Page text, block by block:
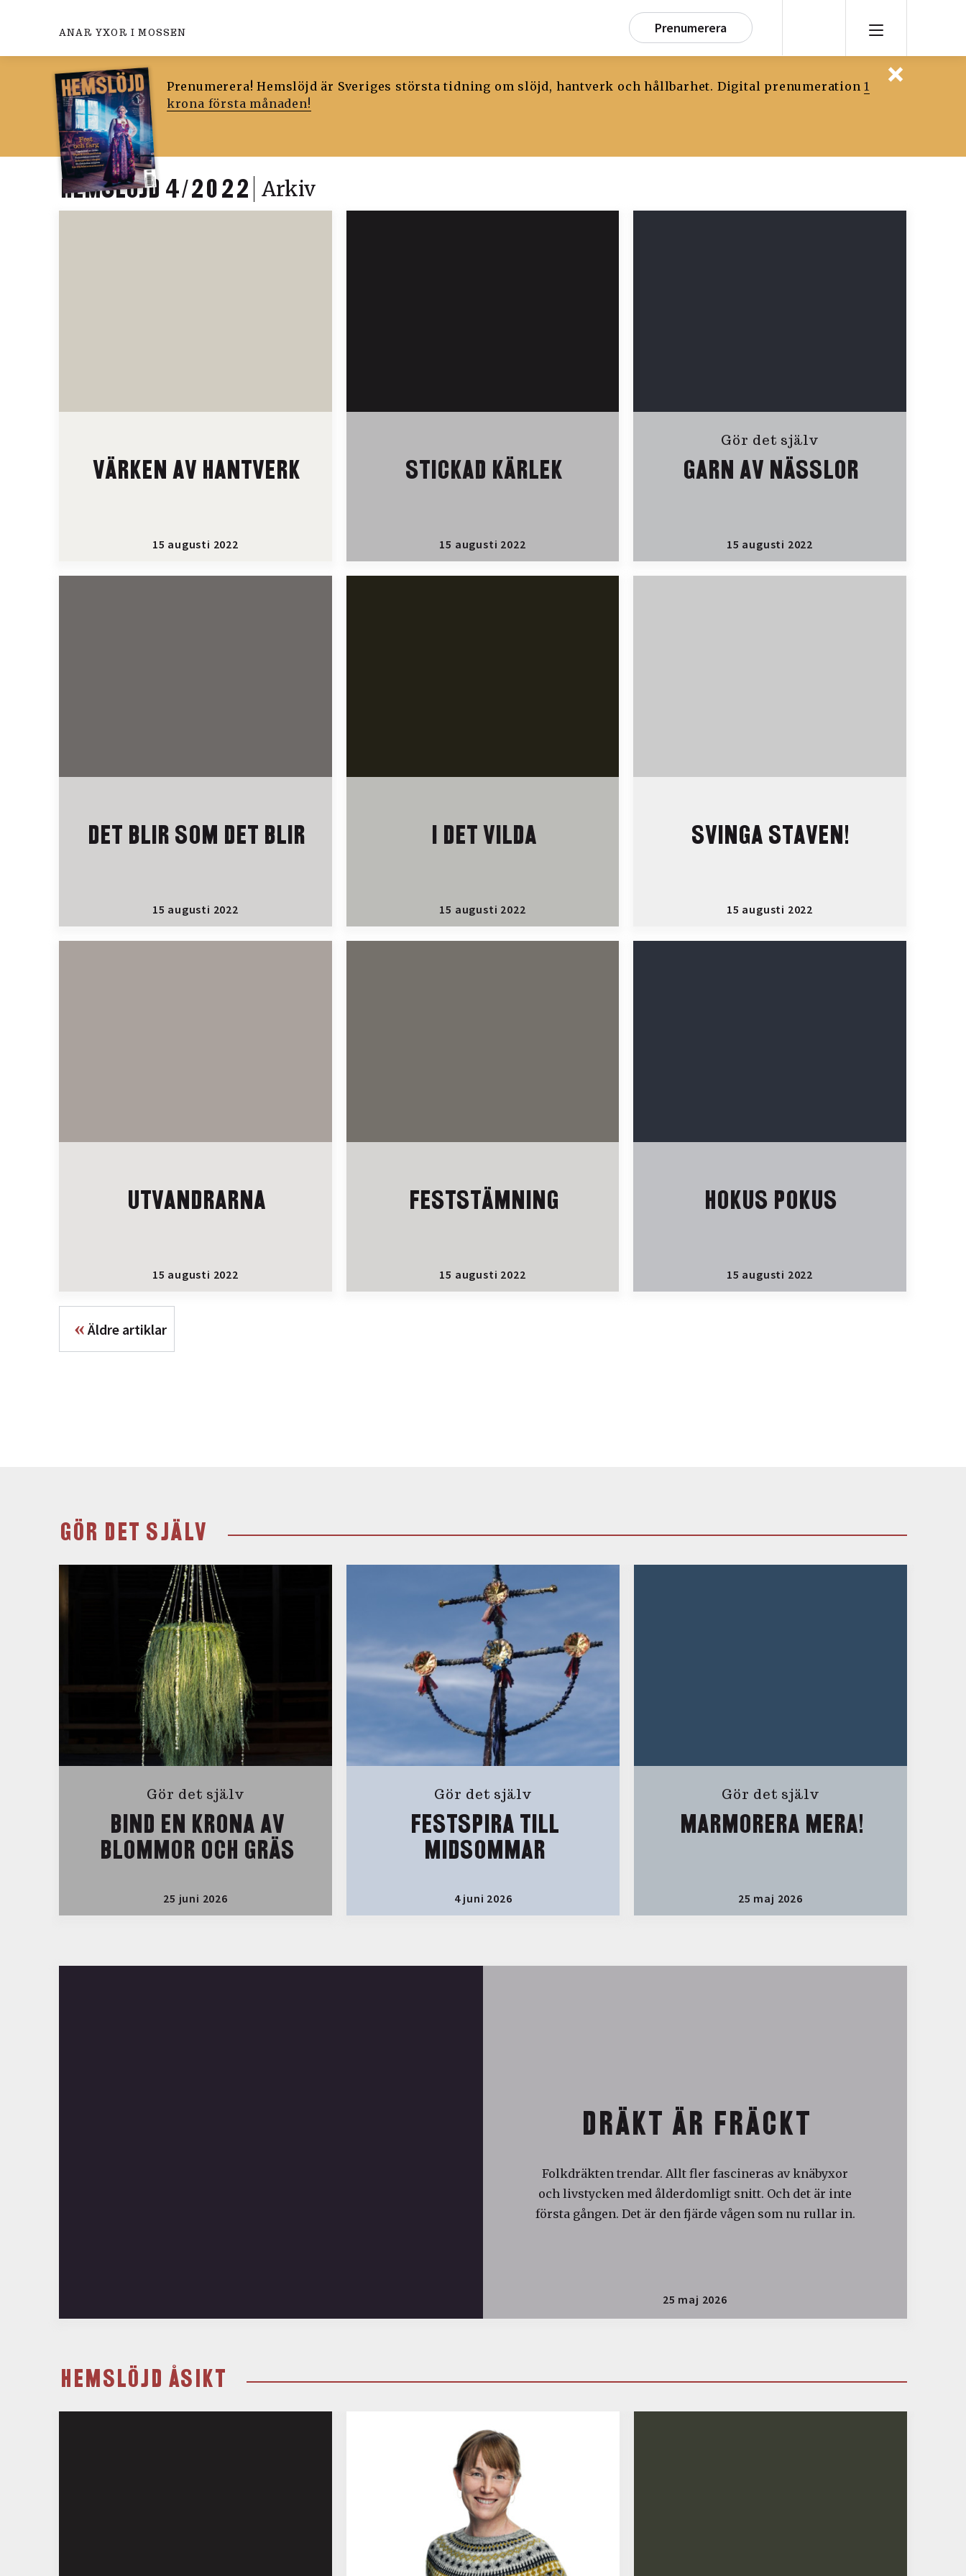
ANAR YXOR I MOSSEN Prenumerera
Prenumerera! Hemslöjd är Sveriges största tidning om slöjd, hantverk och hållbarhet. Digital prenumeration1
krona första månaden!
HEMSLÖJD 4/2022 Arkiv
VÄRKEN AV HANTVERK
15 augusti 2022
STICKAD KÄRLEK
15 augusti 2022
Gör det själv
GARN AV NÄSSLOR
15 augusti 2022
DET BLIR SOM DET BLIR
15 augusti 2022
I DET VILDA
15 augusti 2022
SVINGA STAVEN!
15 augusti 2022
UTVANDRARNA
15 augusti 2022
FESTSTÄMNING
15 augusti 2022
HOKUS POKUS
15 augusti 2022
«Äldre artiklar
GÖR DET SJÄLV
Gör det själv
BIND EN KRONA AV
BLOMMOR OCH GRÄS
25 juni 2026
Gör det själv
FESTSPIRA TILL
MIDSOMMAR
4 juni 2026
Gör det själv
MARMORERA MERA!
25 maj 2026
DRÄKT ÄR FRÄCKT
Folkdräkten trendar. Allt fler fascineras av knäbyxor
och livstycken med ålderdomligt snitt. Och det är inte
första gången. Det är den fjärde vågen som nu rullar in.
25 maj 2026
HEMSLÖJD ÅSIKT